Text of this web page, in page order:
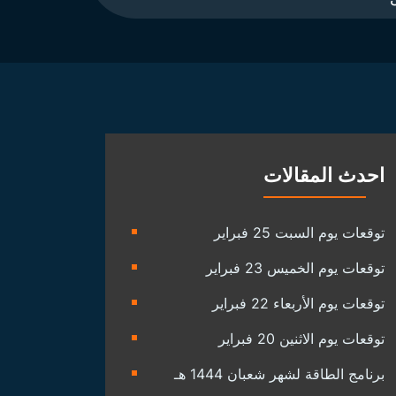
احدث المقالات
توقعات يوم السبت 25 فبراير
توقعات يوم الخميس 23 فبراير
توقعات يوم الأربعاء 22 فبراير
توقعات يوم الاثنين 20 فبراير
برنامج الطاقة لشهر شعبان 1444 هـ